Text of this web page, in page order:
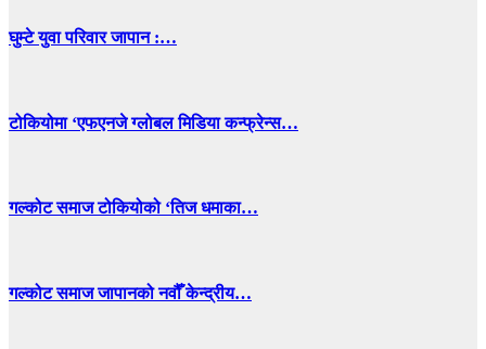
घुम्टे युवा परिवार जापान :…
टोकियोमा ‘एफएनजे ग्लोबल मिडिया कन्फ्रेन्स…
गल्कोट समाज टोकियोको ‘तिज धमाका…
गल्कोट समाज जापानको नवौँ केन्द्रीय…